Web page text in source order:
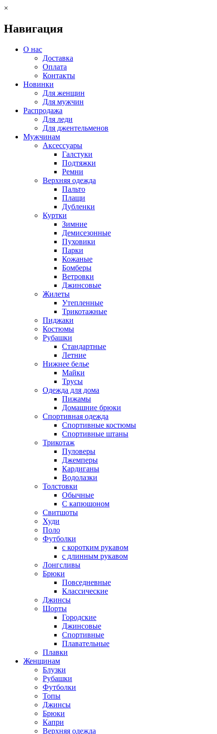
×
Навигация
О нас
Доставка
Оплата
Контакты
Новинки
Для женщин
Для мужчин
Распродажа
Для леди
Для джентельменов
Мужчинам
Аксессуары
Галстуки
Подтяжки
Ремни
Верхняя одежда
Пальто
Плащи
Дубленки
Куртки
Зимние
Демисезонные
Пуховики
Парки
Кожаные
Бомберы
Ветровки
Джинсовые
Жилеты
Утепленные
Трикотажные
Пиджаки
Костюмы
Рубашки
Стандартные
Летние
Нижнее белье
Майки
Трусы
Одежда для дома
Пижамы
Домашние брюки
Спортивная одежда
Спортивные костюмы
Спортивные штаны
Трикотаж
Пуловеры
Джемперы
Кардиганы
Водолазки
Толстовки
Обычные
С капюшоном
Свитшоты
Худи
Поло
Футболки
с коротким рукавом
с длинным рукавом
Лонгсливы
Брюки
Повседневные
Классические
Джинсы
Шорты
Городские
Джинсовые
Спортивные
Плавательные
Плавки
Женщинам
Блузки
Рубашки
Футболки
Топы
Джинсы
Брюки
Капри
Верхняя одежда